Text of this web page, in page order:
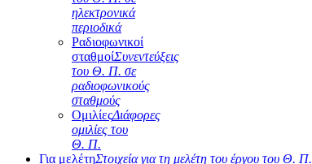
ηλεκτρονικά
περιοδικά
Ραδιοφωνικοί
σταθμοίΣυνεντεύξεις
του Θ. Π. σε
ραδιοφωνικούς
σταθμούς
ΟμιλίεςΔιάφορες
ομιλίες του
Θ. Π.
Για μελέτηΣτοιχεία για τη μελέτη του έργου του Θ. Π.